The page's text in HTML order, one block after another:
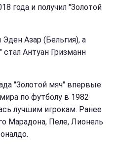
года и получил "Золотой
Азар (Бельгия), а
стал Антуан Гризманн
"Золотой мяч" впервые
по футболу в 1982
лучшим игрокам. Ранее
Марадона, Пеле, Лионель